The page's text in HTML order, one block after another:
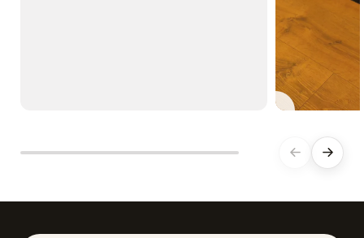
Afspil video
ForrigeNæste